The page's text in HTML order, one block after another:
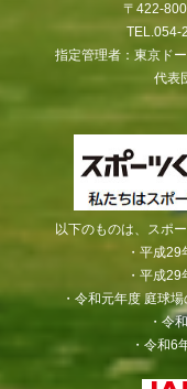
〒422-
指定管理者：東京ド
代表
以下のものは、スポ
・平成
・平成
・令和元年度 庭球
・令
・令和